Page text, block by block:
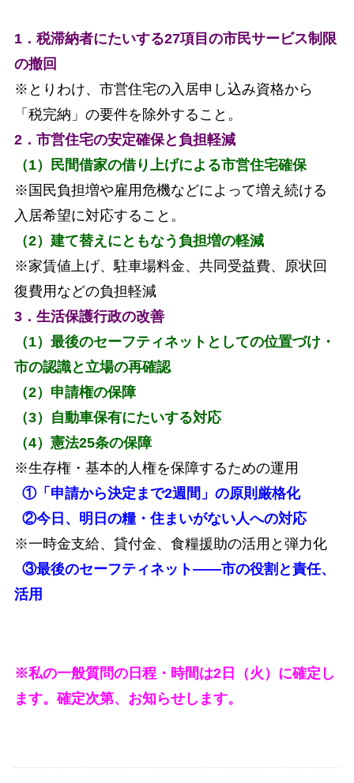
1．税滞納者にたいする27項目の市民サービス制限
の撤回
※とりわけ、市営住宅の入居申し込み資格から
「税完納」の要件を除外すること。
2．市営住宅の安定確保と負担軽減
（1）民間借家の借り上げによる市営住宅確保
※国民負担増や雇用危機などによって増え続ける
入居希望に対応すること。
（2）建て替えにともなう負担増の軽減
※家賃値上げ、駐車場料金、共同受益費、原状回
復費用などの負担軽減
3．生活保護行政の改善
（1）最後のセーフティネットとしての位置づけ・
市の認識と立場の再確認
（2）申請権の保障
（3）自動車保有にたいする対応
（4）憲法25条の保障
※生存権・基本的人権を保障するための運用
①「申請から決定まで2週間」の原則厳格化
②今日、明日の糧・住まいがない人への対応
※一時金支給、貸付金、食糧援助の活用と弾力化
③最後のセーフティネット――市の役割と責任、
活用
※私の一般質問の日程・時間は2日（火）に確定し
ます。確定次第、お知らせします。